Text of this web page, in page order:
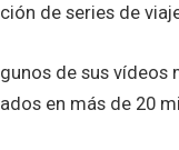
de series de
de sus
en más de 20